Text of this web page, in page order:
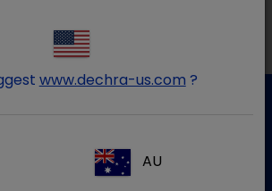
por favor contacte a nossa equipa
www.dechra-us.com ?
AU